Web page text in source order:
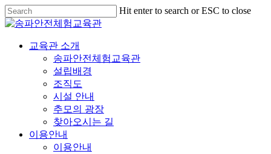
Hit enter to search or ESC to close
교육관 소개
송파안전체험교육관
설립배경
조직도
시설 안내
추모의 광장
찾아오시는 길
이용안내
이용안내